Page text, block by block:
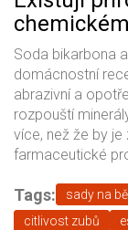
Soda bikarbona
domácnostní
abrazivní a
rozpouští
více, než že by je
farmaceutické
Tags: sady na
citlivost zubů